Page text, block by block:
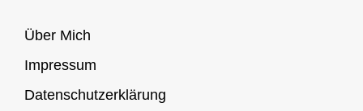
Über Mich
Impressum
Datenschutzerklärung